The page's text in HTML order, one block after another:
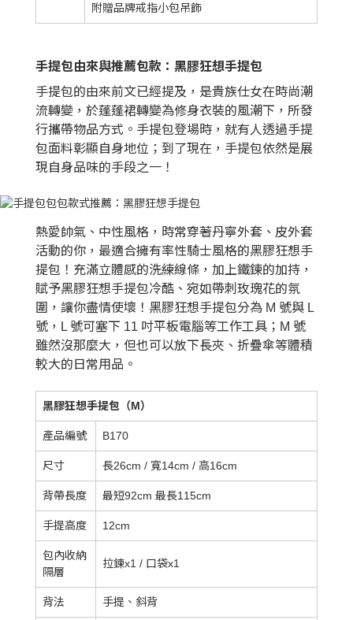
附贈品牌戒指小包吊飾
手提包由來與推薦包款：黑膠狂想手提包
手提包的由來前文已經提及，是貴族仕女在時尚潮
流轉變，於蓬蓬裙轉變為修身衣裝的風潮下，所發
行攜帶物品方式。手提包登場時，就有人透過手提
包面料彰顯自身地位；到了現在，手提包依然是展
現自身品味的手段之一！
熱愛帥氣、中性風格，時常穿著丹寧外套、皮外套
活動的你，最適合擁有率性騎士風格的黑膠狂想手
提包！充滿立體感的洗練線條，加上鐵鍊的加持，
賦予黑膠狂想手提包冷酷、宛如帶刺玫瑰花的氛
圍，讓你盡情使壞！黑膠狂想手提包分為 M 號與 L
號，L 號可塞下 11 吋平板電腦等工作工具；M 號
雖然沒那麼大，但也可以放下長夾、折疊傘等體積
較大的日常用品。
黑膠狂想手提包（M）
產品編號 B170
尺寸 長26cm / 寬14cm / 高16cm
背帶長度 最短92cm 最長115cm
手提高度 12cm
包內收納
隔層
拉鍊x1 / 口袋x1
背法 手提、斜背